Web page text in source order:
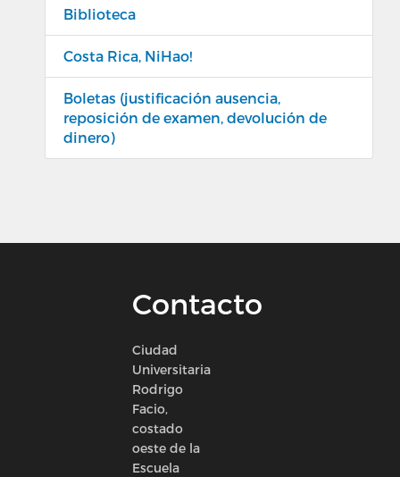
Biblioteca
Costa Rica, NiHao!
Boletas (justificación ausencia,
reposición de examen, devolución de
dinero)
Contacto
Ciudad
Universitaria
Rodrigo
Facio,
costado
oeste de la
Escuela